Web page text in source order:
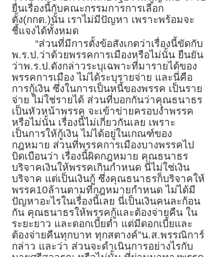
ยื่นเรื่องนี้กับคณะกรรมการการเลือก
ตั้ง(กกต.)นั้น เราไม่มีปัญหา เพราะพร้อมจะ
ชี้แจงได้ทั้งหมด
“ส่วนที่มีการตั้งข้อสังเกตว่าเรื่องนี้ขัดกับ
พ.ร.ป.ว่าด้วยพรรคการเมืองหรือไม่นั้น ยืนยัน
ว่าพ.ร.ป.ดังกล่าวระบุเฉพาะที่มารายได้ของ
พรรคการเมือง ไม่ได้ระบุรายจ่าย และนี่คือ
การกู้เงิน ซึ่งในการเป็นหนี้ของพรรค เป็นราย
จ่าย ไม่ใช่รายได้ ส่วนที่บอกกันว่าคุณธนาธร
เป็นหัวหน้าพรรค จะเข้าข่ายครอบงำพรรค
หรือไม่นั้น เรื่องนี้ไม่เกี่ยวกันเลย เพราะ
เป็นการให้กู้เงิน ไม่ได้อยู่ในเกณฑ์ของ
กฎหมาย ส่วนที่พรรคการเมืองบางพรรคไป
บิดเบือนว่า เรื่องนี้ผิดกฎหมาย คุณธนาธร
บริจาคเงินให้พรรคเกินกำหนด นี่ไม่ใช่เงิน
บริจาค แต่เป็นเงินกู้ ซึ่งคุณธนาธรก็บริจาคให้
พรรค10ล้านตามที่กฎหมายกำหนด ไม่ได้มี
ปัญหาอะไรในเรื่องนี้เลย นี่เป็นเงินคนละก้อน
กัน คุณธนาธรให้พรรคกู้และต้องจ่ายคืน ใน
ระยะยาว และดอกเบี้ยต่ำ แต่มีดอกเบี้ยและ
ต้องจ่ายคืนทุกบาท ทุกสตางค์”น.ส.พรรณิการ์
กล่าว และว่า ส่วนจะดำเนินการอย่างไรกับ